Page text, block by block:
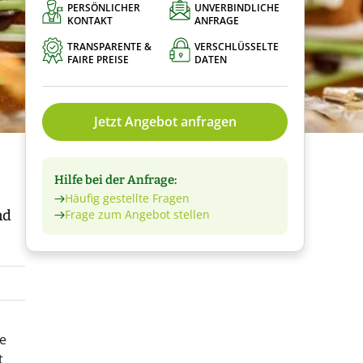
PERSÖNLICHER
KONTAKT
UNVERBINDLICHE
ANFRAGE
TRANSPARENTE &
FAIRE PREISE
VERSCHLÜSSELTE
DATEN
Jetzt Angebot anfragen
Hilfe bei der Anfrage:
Häufig gestellte Fragen
Frage zum Angebot stellen